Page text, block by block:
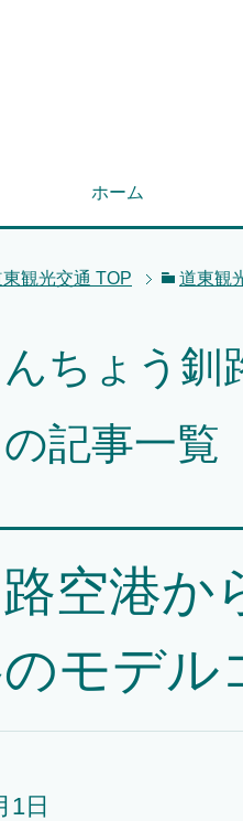
ホーム
観光交通 TOP 道東観
んちょう
記事一覧
路空港
モデル
1日